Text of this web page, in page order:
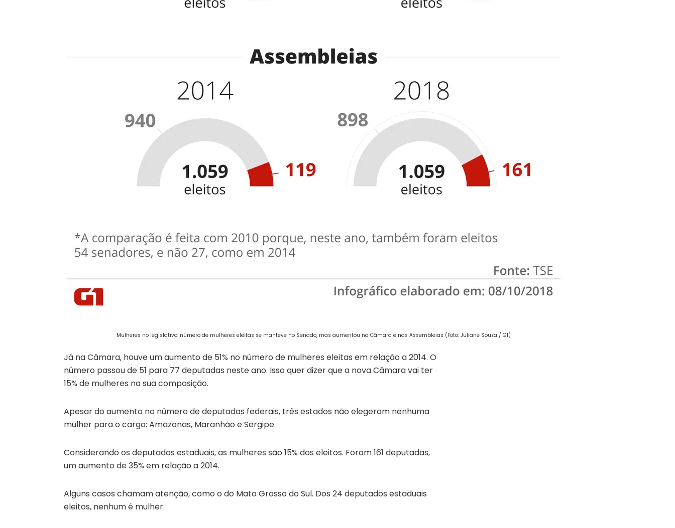
Mulheres no legislativo: número de mulheres eleitas se manteve no Senado, mas aumentou na Câmara e nas Assembleias (Foto: Juliane Souza / G1)
Já na Câmara, houve um aumento de 51% no número de mulheres eleitas em relação a 2014. O
número passou de 51 para 77 deputadas neste ano. Isso quer dizer que a nova Câmara vai ter
15% de mulheres na sua composição.
Apesar do aumento no número de deputadas federais, três estados não elegeram nenhuma
mulher para o cargo: Amazonas, Maranhão e Sergipe.
Considerando os deputados estaduais, as mulheres são 15% dos eleitos. Foram 161 deputadas,
um aumento de 35% em relação a 2014.
Alguns casos chamam atenção, como o do Mato Grosso do Sul. Dos 24 deputados estaduais
eleitos, nenhum é mulher.